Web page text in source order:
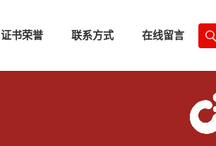
证书荣誉 联系方式 在线留言